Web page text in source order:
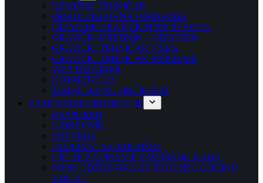
KEMIJSKI TEHNIČAR
PRIRODOSLOVNA GIMNAZIJA
DIZAJNER GRAFIČKIH PROIZVODA
GRAFIČKI UREDNIK – DIZAJNER
GRAFIČKI TEHNIČAR TISKA
GRAFIČKI TEHNIČAR PRIPREME
WEB DIZAJNER
KOZMETIČAR
TEHNIČAR NUTRICIONIST
ZA UČENIKE I RODITELJE
RASPORED
E-DNEVNIK
POTVRDE
DUPLIKAT SVJEDODŽBE
UPUTE ZA PISANJE ZAVRŠNOG RADA
POPIS UDŽBENIKA ZA ŠKOLSKU GODINU
2026./27.